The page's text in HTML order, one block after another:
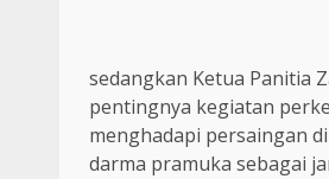
sedangkan Ketua Panitia
pentingnya kegiatan
menghadapi persaingan
darma pramuka sebagai